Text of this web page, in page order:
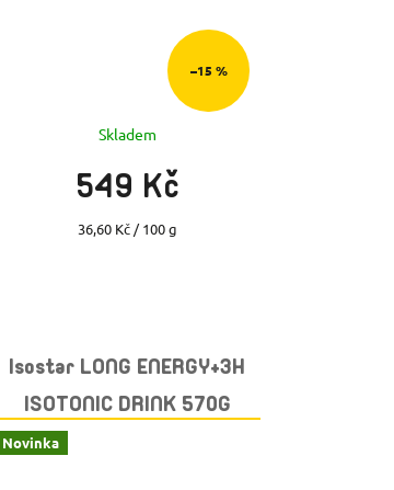
–15 %
Skladem
549 Kč
Měrná
36,60 Kč / 100 g
Isostar LONG ENERGY+3H
ISOTONIC DRINK 570G
Novinka